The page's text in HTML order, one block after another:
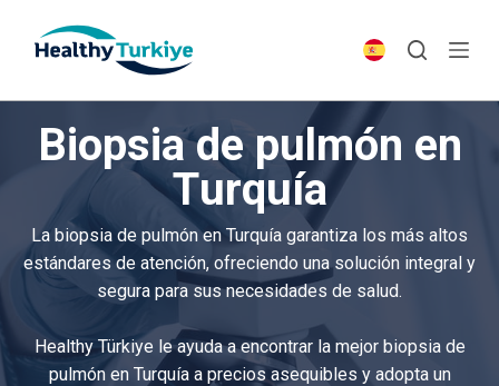
p
n
t
t
Biopsia de pulmón en
Turquía
La biopsia de pulmón en Turquía garantiza los más altos
estándares de atención, ofreciendo una solución integral y
segura para sus necesidades de salud.
Healthy Türkiye le ayuda a encontrar la mejor biopsia de
pulmón en Turquía a precios asequibles y adopta un